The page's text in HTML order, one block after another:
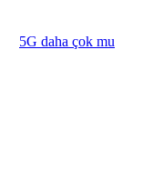
5G daha çok mu